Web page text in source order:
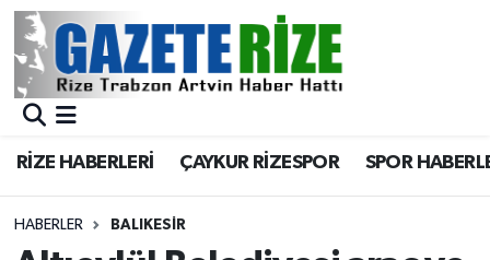
RİZE HABERLERİ ÇAYKUR RİZESPOR SPOR
HABERLER BALIKESIR
BÖLGEMİZ
Asayiş
Rize Jandarma Komutanlığı
Merkez Nöbetçi Eczaneler
Merkez Trafik Yoğunluk Haritası
Süper Lig Puan Durumu ve Fikstür